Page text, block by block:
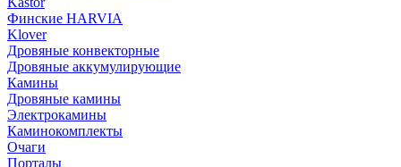
Финские HARVIA
Klover
Дровяные конвекторные
Дровяные аккумулирующие
Камины
Дровяные камины
Электрокамины
Каминокомплекты
Очаги
Порталы